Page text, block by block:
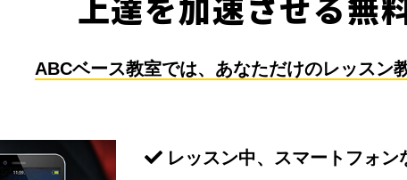
ABCベース教室では、あなただけのレッスン
レッスン中、スマートフォン